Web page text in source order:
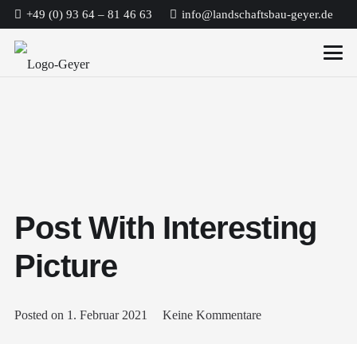
+49 (0) 93 64 – 81 46 63 info@landschaftsbau-geyer.de
Post With Interesting
Picture
Posted on 1. Februar 2021 Keine Kommentare